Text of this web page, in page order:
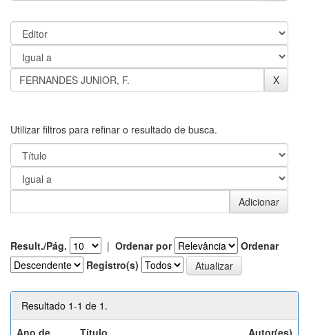
Utilizar filtros para refinar o resultado de busca.
Result./Pág. | Ordenar por
Ordenar
Registro(s)
Resultado 1-1 de 1.
Ano de
Título Autor(es)